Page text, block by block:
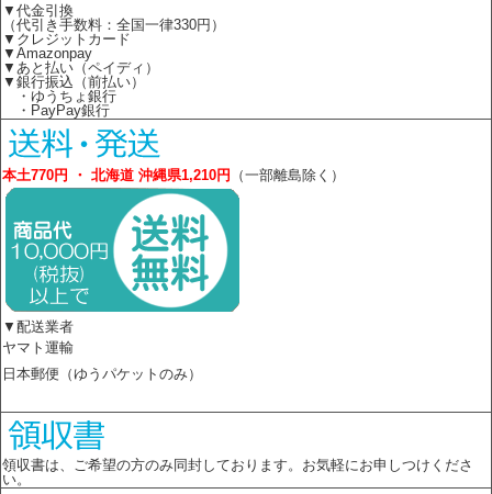
▼代金引換
（代引き手数料：全国一律330円）
▼クレジットカード
▼Amazonpay
▼あと払い（ペイディ）
▼銀行振込（前払い）
・ゆうちょ銀行
・PayPay銀行
本土770円 ・ 北海道 沖縄県1,210円 （一部離島除く）
▼配送業者
ヤマト運輸
日本郵便（ゆうパケットのみ）
領収書は、ご希望の方のみ同封しております。お気軽にお申しつけくださ
い。